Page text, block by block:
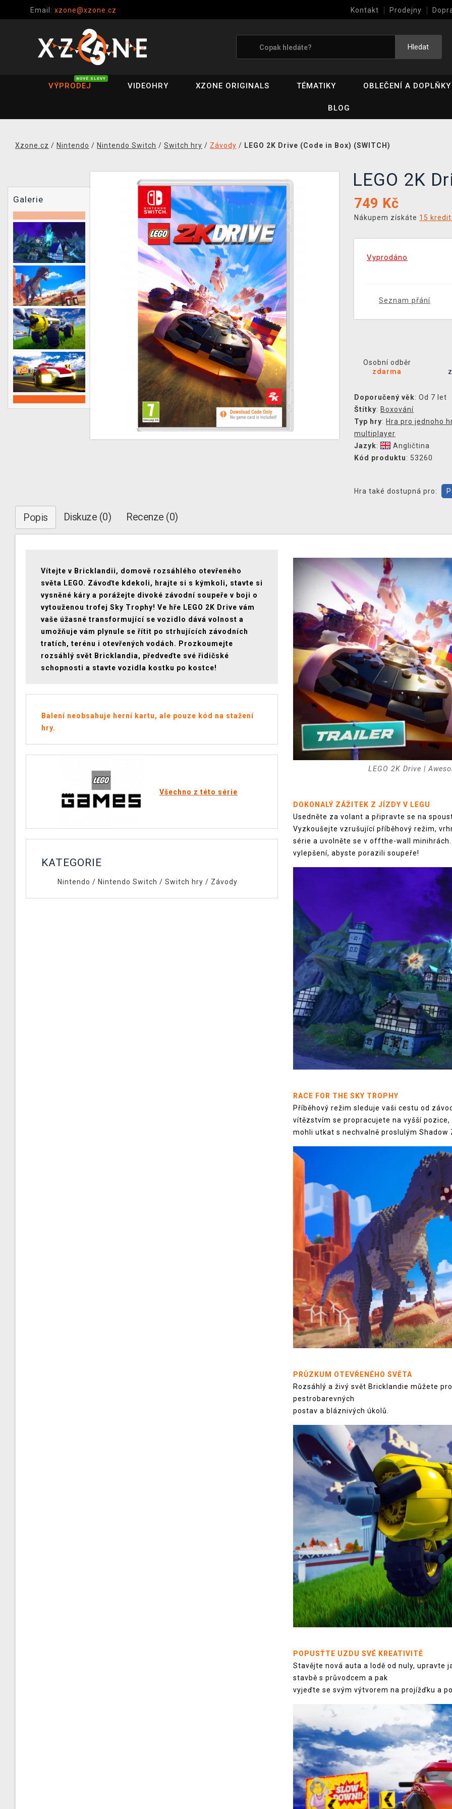
Email: xzone@xzone.cz Kontakt Prodejny
Hledat
VÝPRODEJ
NOVÉ SLEVY
VIDEOHRY XZONE ORIGINALS TÉMATIKY OBLEČENÍ A DOPLŇKY
BLOG
Xzone.cz / Nintendo / Nintendo Switch / Switch hry / Závody / LEGO 2K Drive (Code in Box) (SWITCH)
Galerie
LEGO 2K
749 Kč
Nákupem získáte 15
Vyprodáno
Seznam přání
Osobní odběr
zdarma
Doporučený věk: Od 7 let
Štítky: Boxování
Typ hry: Hra pro jednoho
multiplayer
Jazyk:
Angličtina
Kód produktu: 53260
Hra také dostupná pro:
Popis Diskuze (0) Recenze (0)
Vítejte v Bricklandii, domově rozsáhlého otevřeného
světa LEGO. Závoďte kdekoli, hrajte si s kýmkoli, stavte si
vysněné káry a porážejte divoké závodní soupeře v boji o
vytouženou trofej Sky Trophy! Ve hře LEGO 2K Drive vám
vaše úžasné transformující se vozidlo dává volnost a
umožňuje vám plynule se řítit po strhujících závodních
tratích, terénu i otevřených vodách. Prozkoumejte
rozsáhlý svět Bricklandia, předveďte své řidičské
schopnosti a stavte vozidla kostku po kostce!
Balení neobsahuje herní kartu, ale pouze kód na stažení
hry.
Všechno z této série
KATEGORIE
Nintendo / Nintendo Switch / Switch hry / Závody
LEGO 2K Drive |
DOKONALÝ ZÁŽITEK Z JÍZDY V LEGU
Usedněte za volant a připravte se na
Vyzkoušejte vzrušující příběhový režim,
série a uvolněte se v offthe-wall
vylepšení, abyste porazili soupeře!
RACE FOR THE SKY TROPHY
Příběhový režim sleduje vaši cestu od
vítězstvím se propracujete na vyšší pozice,
mohli utkat s nechvalně proslulým Shadow
PRŮZKUM OTEVŘENÉHO SVĚTA
Rozsáhlý a živý svět Bricklandie můžete
pestrobarevných
postav a bláznivých úkolů.
POPUSŤTE UZDU SVÉ KREATIVITĚ
Stavějte nová auta a lodě od nuly, upravte
stavbě s průvodcem a pak
vyjeďte se svým výtvorem na projížďku a